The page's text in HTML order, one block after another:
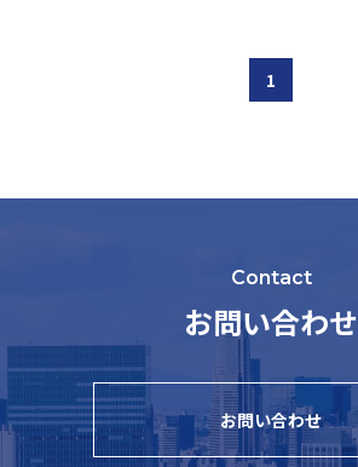
1
Contact
お問い合わせ
お問い合わせ